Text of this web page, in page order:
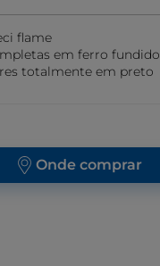
flame
em ferro fundido
totalmente em preto
Onde comprar